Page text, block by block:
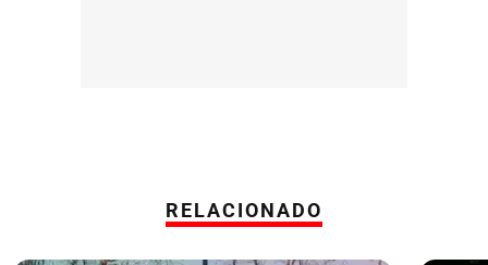
RELACIONADO